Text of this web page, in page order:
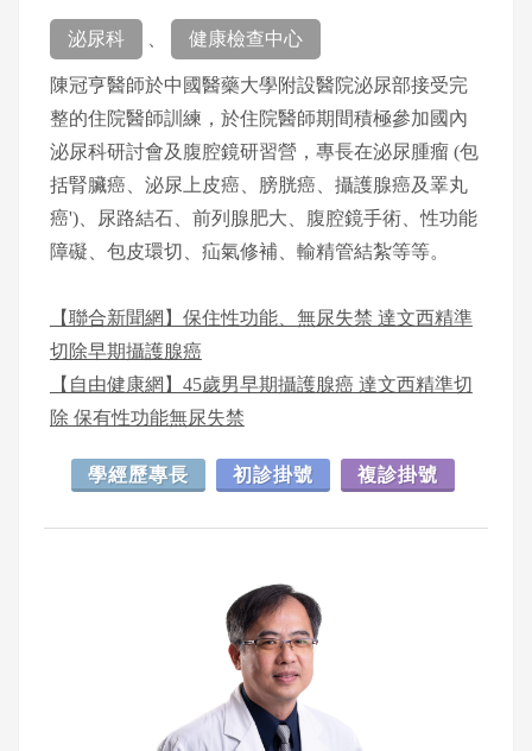
泌尿科 健康檢查中心
陳冠亨醫師於中國醫藥大學附設醫院泌尿部接受完
整的住院醫師訓練，於住院醫師期間積極參加國內
泌尿科研討會及腹腔鏡研習營，專長在泌尿腫瘤 (包
括腎臟癌、泌尿上皮癌、膀胱癌、攝護腺癌及睪丸
癌')、尿路結石、前列腺肥大、腹腔鏡手術、性功能
障礙、包皮環切、疝氣修補、輸精管結紮等等。
【聯合新聞網】保住性功能、無尿失禁 達文西精準
切除早期攝護腺癌
【自由健康網】45歲男早期攝護腺癌 達文西精準切
除 保有性功能無尿失禁
學經歷專長 初診掛號 複診掛號